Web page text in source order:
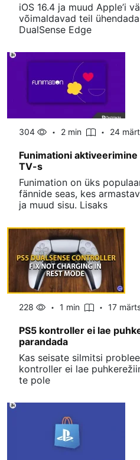
iOS 16.4 ja muud Apple’i
võimaldavad teil
DualSense Edge
304 2 min 24
Funimationi
TV-s
Funimation on üks
fännide seas, kes
ja muud sisu. Lisaks
228 1 min 17
PS5 kontroller ei lae
parandada
Kas seisate silmitsi
kontroller ei lae
te pole